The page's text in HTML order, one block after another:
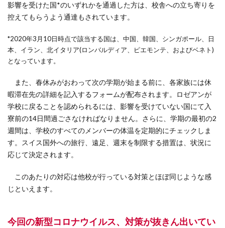
影響を受けた国*のいずれかを通過した方は、校舎への立ち寄りを
控えてもらうよう通達もされています。
*2020年3月10日時点で該当する国は、中国、韓国、シンガポール、日
本、イラン、北イタリア(ロンバルディア、ピエモンテ、およびベネト)
となっています。
また、春休みがおわって次の学期が始まる前に、各家族には休
暇滞在先の詳細を記入するフォームが配布されます。ロゼアンが
学校に戻ることを認められるには、影響を受けていない国にて入
寮前の14日間過ごさなければなりません。さらに、学期の最初の2
週間は、学校のすべてのメンバーの体温を定期的にチェックしま
す。スイス国外への旅行、遠足、週末を制限する措置は、状況に
応じて決定されます。
このあたりの対応は他校が行っている対策とほぼ同じような感
じといえます。
今回の新型コロナウイルス、対策が抜きん出いてい